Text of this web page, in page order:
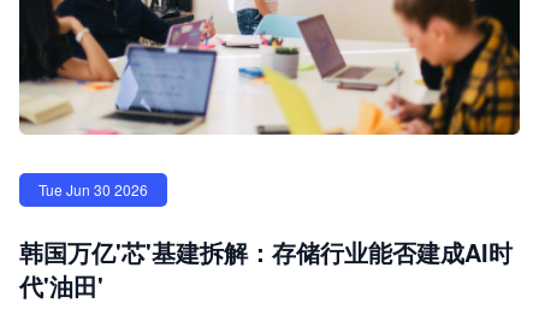
Tue Jun 30 2026
韩国万亿'芯'基建拆解：存储行业能否建成AI时
代'油田'